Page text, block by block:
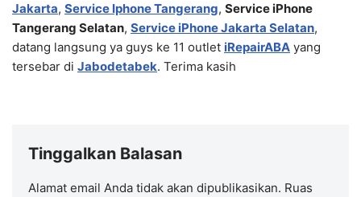
Jakarta, Service Iphone Tangerang, Service iPhone
Tangerang Selatan, Service iPhone Jakarta Selatan,
datang langsung ya guys ke 11 outlet iRepairABA yang
tersebar di Jabodetabek. Terima kasih
Tinggalkan Balasan
Alamat email Anda tidak akan dipublikasikan. Ruas